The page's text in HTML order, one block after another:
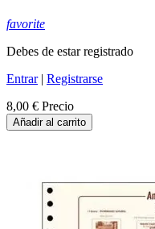
favorite
Debes de estar registrado
Entrar| Registrarse
8,00 € Precio
Añadir al carrito